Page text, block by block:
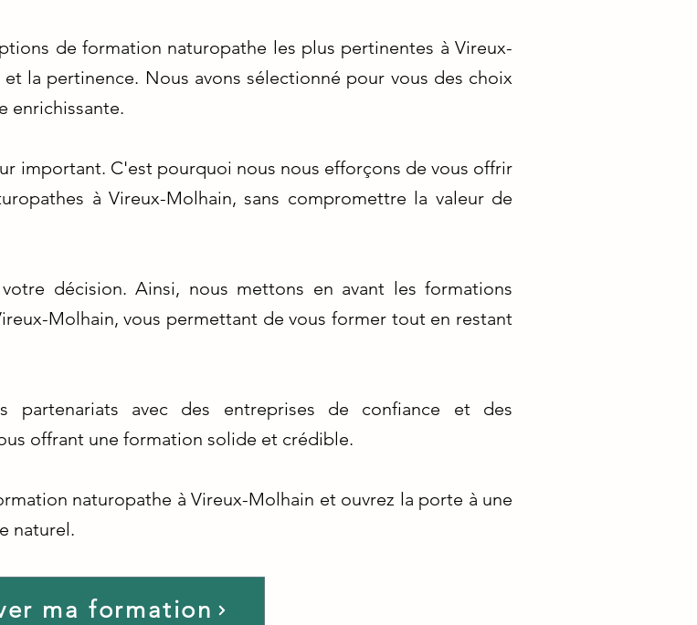
de formation naturopathe les plus pertinentes à Vireux-
la pertinence. Nous avons sélectionné pour vous des choix
enrichissante.
important. C'est pourquoi nous nous efforçons de vous offrir
à Vireux-Molhain, sans compromettre la valeur de
décision. Ainsi, nous mettons en avant les formations
Molhain, vous permettant de vous former tout en restant
partenariats avec des entreprises de confiance et des
offrant une formation solide et crédible.
naturopathe à Vireux-Molhain et ouvrez la porte à une
naturel.
ma formation